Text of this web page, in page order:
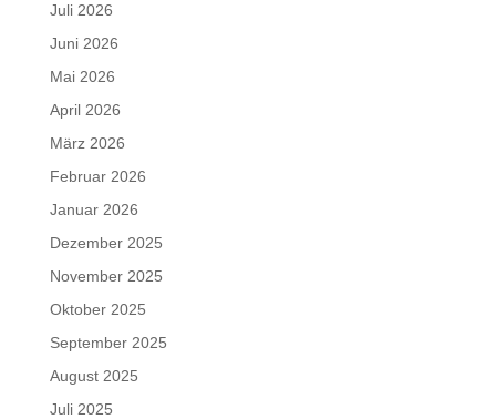
Juli 2026
Juni 2026
Mai 2026
April 2026
März 2026
Februar 2026
Januar 2026
Dezember 2025
November 2025
Oktober 2025
September 2025
August 2025
Juli 2025